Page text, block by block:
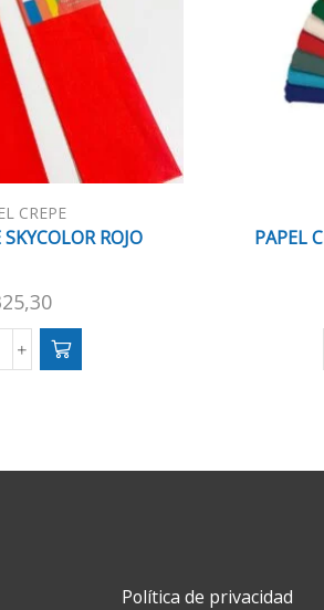
CREPE
ROJO PAPEL
Política de privacidad